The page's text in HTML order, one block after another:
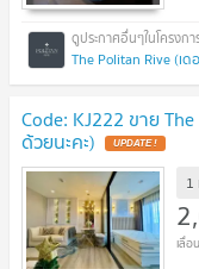
The Politan Rive (เด
Code: KJ222 ขาย
ด้วยนะคะ)
1